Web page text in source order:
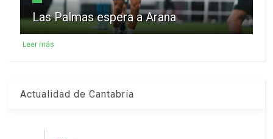
Las Palmas espera a Arana
Leer más
Actualidad de Cantabria